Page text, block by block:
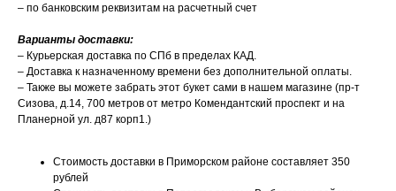
– по банковским реквизитам на расчетный счет
Варианты доставки:
– Курьерская доставка по СПб в пределах КАД.
– Доставка к назначенному времени без дополнительной оплаты.
– Также вы можете забрать этот букет сами в нашем магазине (пр-т
Сизова, д.14, 700 метров от метро Комендантский проспект и на
Планерной ул. д87 корп1.)
Стоимость доставки в Приморском районе составляет 350
рублей